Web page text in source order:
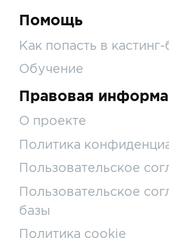
Помощь
Как попасть в кастинг-
Обучение
Правовая
О проекте
Политика
Пользовательское
Пользовательское
базы
Политика cookie